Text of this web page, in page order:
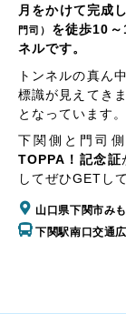
月をかけて完成
門司）
を徒歩10
ネルです。
トンネルの真ん
標識が見えてき
となっています。
下関側と門司
TOPPA！記念証
してぜひGETし
山口県下関市み
下関駅南口交通